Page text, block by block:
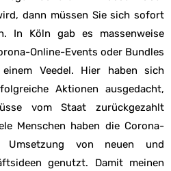
dann müssen Sie sich sofort
In Köln gab es massenweise
Online-Events oder Bundles
Veedel. Hier haben sich
Aktionen ausgedacht,
vom Staat zurückgezahlt
Menschen haben die Corona-
von neuen und
genutzt. Damit meinen